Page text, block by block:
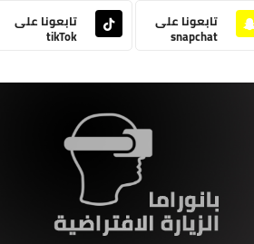
تابعونا على
snapchat
تابعونا على
tikTok